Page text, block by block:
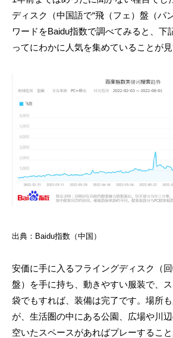
ディスク（中国語で“飛（フェ）盤（パ
ワードをBaidu指数で調べてみると、下
ってにわかに人気を集めていることが見
出典：Baidu指数（中国）
安価に手に入るフライングディスク（
盤）を手に持ち、動きやすい服装で、
袋でもすれば、装備は完了です。場所
が、生活圏の中にある公園、広場や川
空いたスペースがあればプレーするこ